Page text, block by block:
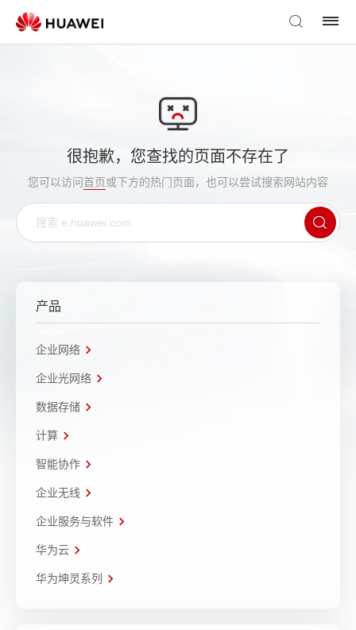
很抱歉，您查找的页面不存在了
您可以访问首页或下方的热门页面，也可以尝试搜索网站内容
产品
企业网络
企业光网络
数据存储
计算
智能协作
企业无线
企业服务与软件
华为云
华为坤灵系列